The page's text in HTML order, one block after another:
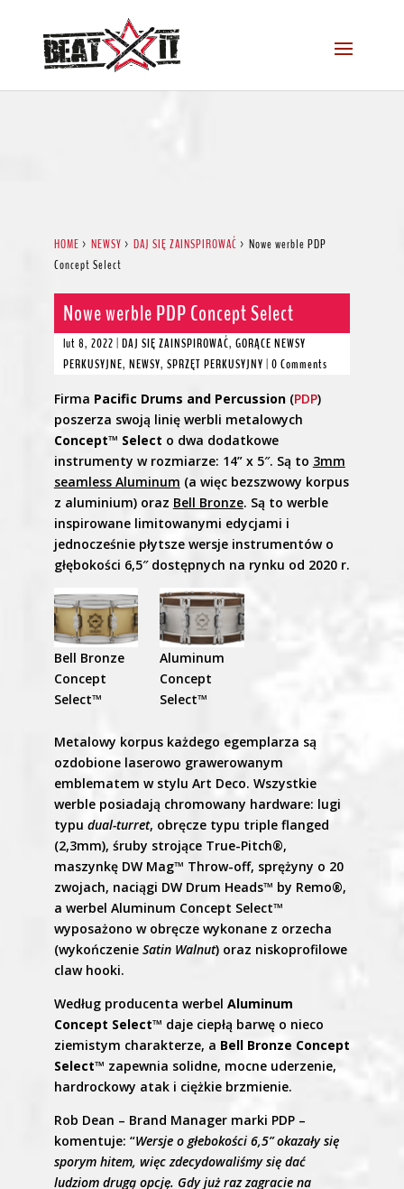
HOME > NEWSY > DAJ SIĘ ZAINSPIROWAĆ > Nowe werble PDP
Concept Select
Nowe werble PDP Concept Select
lut 8, 2022 | DAJ SIĘ ZAINSPIROWAĆ, GORĄCE NEWSY
PERKUSYJNE, NEWSY, SPRZĘT PERKUSYJNY | 0 Comments
Firma Pacific Drums and Percussion(PDP)
poszerza swoją linię werbli metalowych
Concept™ Select o dwa dodatkowe
instrumenty w rozmiarze: 14” x 5″. Są to 3mm
seamless Aluminum (a więc bezszwowy korpus
z aluminium) oraz Bell Bronze. Są to werble
inspirowane limitowanymi edycjami i
jednocześnie płytsze wersje instrumentów o
głębokości 6,5″ dostępnych na rynku od 2020 r.
Bell Bronze
Concept
Select™
Aluminum
Concept
Select™
Metalowy korpus każdego egemplarza są
ozdobione laserowo grawerowanym
emblematem w stylu Art Deco. Wszystkie
werble posiadają chromowany hardware: lugi
typu dual-turret, obręcze typu triple flanged
(2,3mm), śruby strojące True-Pitch®,
maszynkę DW Mag™ Throw-off, sprężyny o 20
zwojach, naciągi DW Drum Heads™ by Remo®,
a werbel Aluminum Concept Select™
wyposażono w obręcze wykonane z orzecha
(wykończenie Satin Walnut) oraz niskoprofilowe
claw hooki.
Według producenta werbel Aluminum
Concept Select™ daje ciepłą barwę o nieco
ziemistym charakterze, a Bell Bronze Concept
Select™ zapewnia solidne, mocne uderzenie,
hardrockowy atak i ciężkie brzmienie.
Rob Dean – Brand Manager marki PDP –
komentuje: “Wersje o głebokości 6,5” okazały się
sporym hitem, więc zdecydowaliśmy się dać
ludziom drugą opcję. Gdy już raz zagracie na